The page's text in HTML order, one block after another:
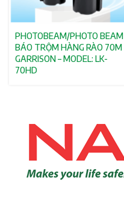
PHOTOBEAM/PHOTO BEAM
BÁO TRỘM HÀNG RÀO 70M
GARRISON – MODEL: LK-
70HD